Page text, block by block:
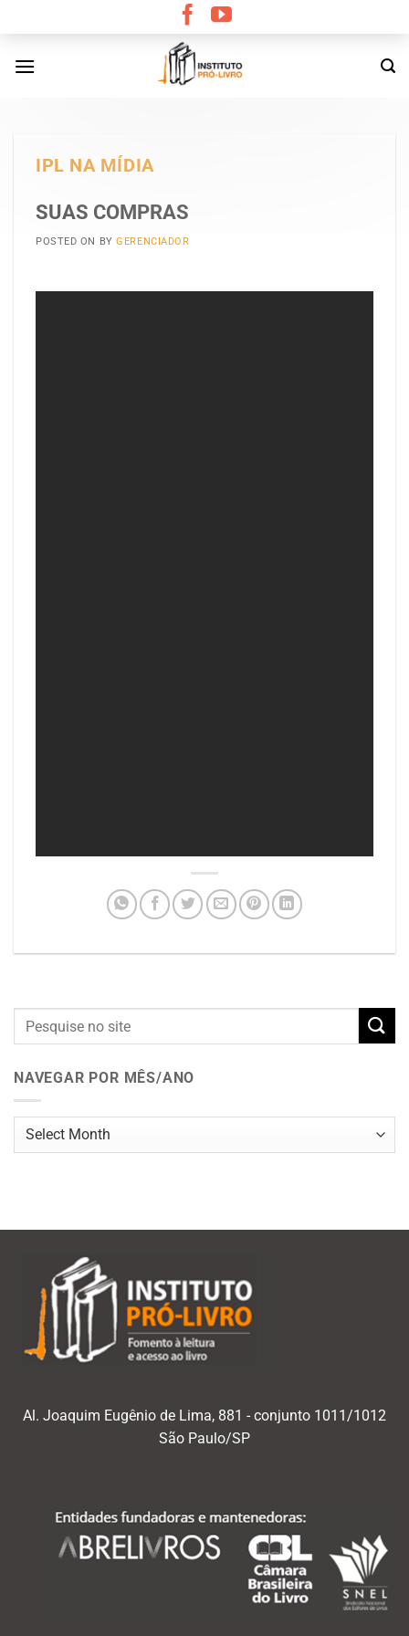
content
IPL NA MÍDIA
SUAS COMPRAS
POSTED ON BYGERENCIADOR
NAVEGAR POR MÊS/ANO
Navegar
Al. Joaquim Eugênio de Lima, 881 - conjunto 1011/1012
São Paulo/SP